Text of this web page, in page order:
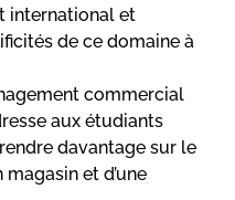
international et
de ce domaine à
commercial
aux étudiants
davantage sur le
magasin et d’une